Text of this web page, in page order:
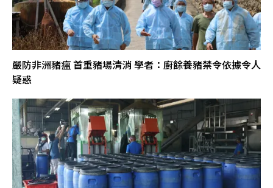
嚴防非洲豬瘟 首重豬場清消 學者：廚餘養豬禁令依據令人
疑惑